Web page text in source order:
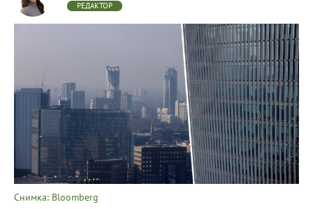
РЕДАКТОР
Снимка: Bloomberg